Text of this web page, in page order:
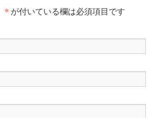
* が付いている欄は必須項目です